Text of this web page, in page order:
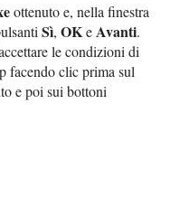
ottenuto e, nella finestra
Sì,OKe Avanti.
le condizioni di
facendo clic prima sul
e poi sui bottoni